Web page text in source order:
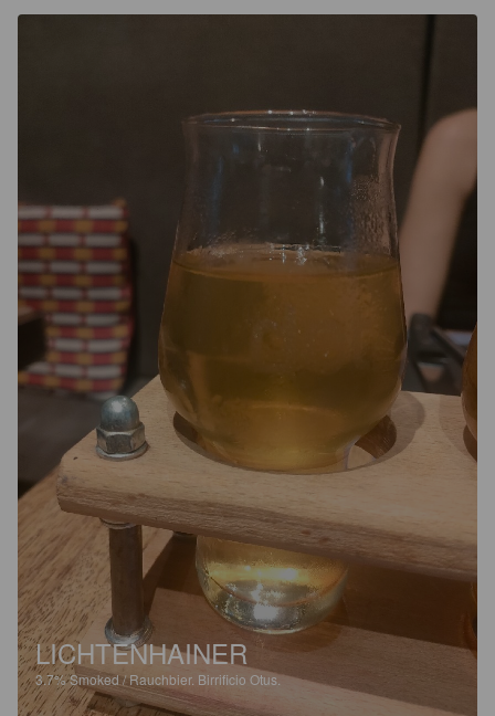
LICHTENHAINER
3.7%Smoked / Rauchbier. Birrificio Otus.